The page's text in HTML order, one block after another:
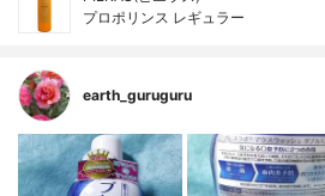
プロポリンス レギュラー
earth_guruguru